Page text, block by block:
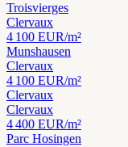
Troisvierges
Clervaux
4 100 EUR/m²
Munshausen
Clervaux
4 100 EUR/m²
Clervaux
Clervaux
4 400 EUR/m²
Parc Hosingen